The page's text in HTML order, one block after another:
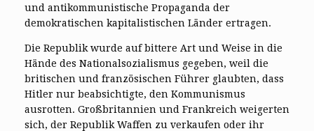
und antikommunistische Propaganda der
demokratischen kapitalistischen Länder ertragen.
Die Republik wurde auf bittere Art und Weise in die
Hände des Nationalsozialismus gegeben, weil die
britischen und französischen Führer glaubten, dass
Hitler nur beabsichtigte, den Kommunismus
ausrotten. Großbritannien und Frankreich weigerten
sich, der Republik Waffen zu verkaufen oder ihr